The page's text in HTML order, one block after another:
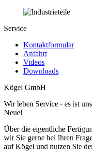
Service
Kontaktformular
Anfahrt
Videos
Downloads
Kögel GmbH
Wir leben Service - es ist
Neue!
Über die eigentliche
wir Sie gerne bei Ihren
auf Kögel und nutzen Sie